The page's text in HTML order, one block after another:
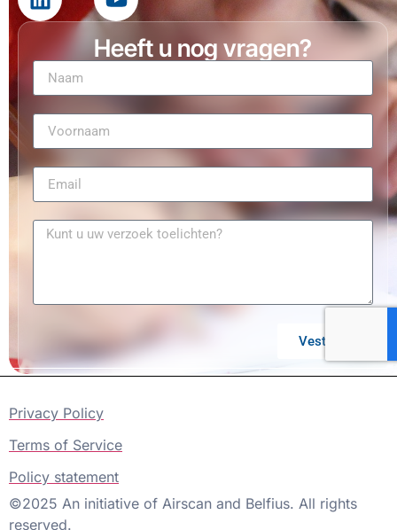
Heeft u nog vragen?
Vesturen
©2025 An initiative of Airscan and Belfius. All rights
reserved.
Privacy Policy
Terms of Service
Policy statement